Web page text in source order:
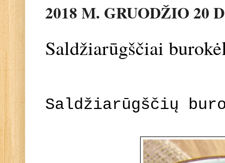
2018 M. GRUODŽIO 20
Saldžiarūgščiai
Saldžiarūgščių